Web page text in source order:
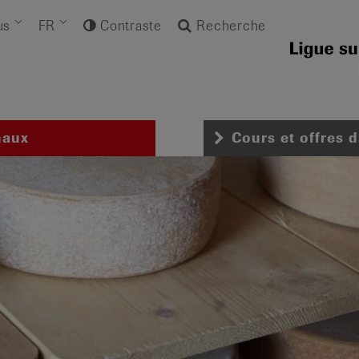
FR Contraste Recherche
Cours et offres